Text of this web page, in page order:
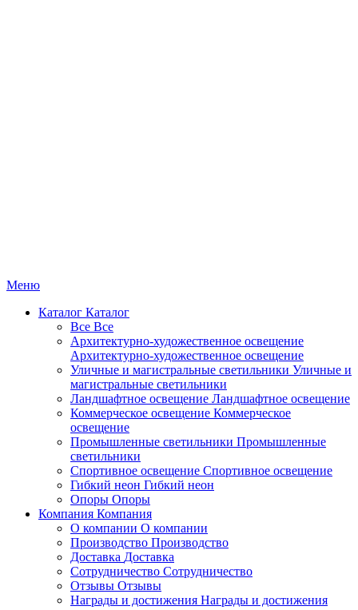
Меню
Каталог Каталог
Все Все
Архитектурно-художественное освещение
Архитектурно-художественное освещение
Уличные и магистральные светильники Уличные и
магистральные светильники
Ландшафтное освещение Ландшафтное освещение
Коммерческое освещение Коммерческое
освещение
Промышленные светильники Промышленные
светильники
Спортивное освещение Спортивное освещение
Гибкий неон Гибкий неон
Опоры Опоры
Компания Компания
О компании О компании
Производство Производство
Доставка Доставка
Сотрудничество Сотрудничество
Отзывы Отзывы
Награды и достижения Награды и достижения